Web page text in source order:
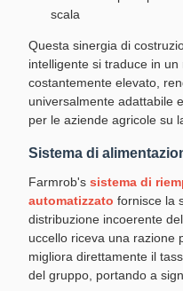
scala
Questa sinergia di
intelligente si traduce in
costantemente elevato,
universalmente adattabile
per le aziende agricole su
Sistema di
Farmrob's sistema di
automatizzato fornisce la
distribuzione incoerente
uccello riceva una razione
migliora direttamente il
del gruppo, portando a